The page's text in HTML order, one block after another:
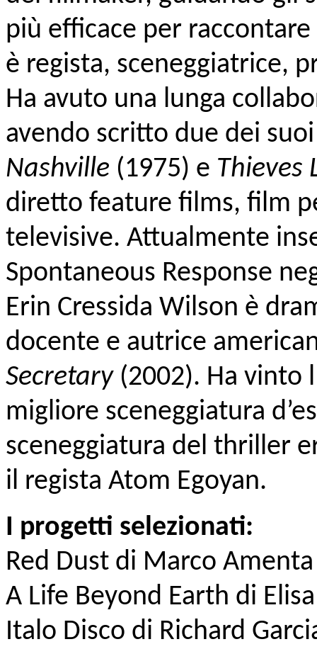
più efficace per
è regista, sceneggiatrice,
Ha avuto una lunga
avendo scritto due dei
Nashville (1975) e Thieves
diretto feature films, film
televisive. Attualmente
Spontaneous Response
Erin Cressida Wilson è
docente e autrice
Secretary (2002). Ha vinto
migliore sceneggiatura
sceneggiatura del thriller
il regista Atom Egoyan.
I progetti selezionati:
Red Dust di Marco
A Life Beyond Earth di
Italo Disco di Richard